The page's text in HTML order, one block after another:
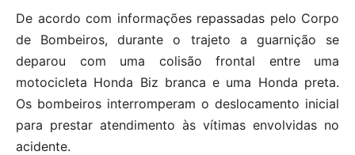
De acordo com informações repassadas pelo Corpo
de Bombeiros, durante o trajeto a guarnição se
deparou com uma colisão frontal entre uma
motocicleta Honda Biz branca e uma Honda preta.
Os bombeiros interromperam o deslocamento inicial
para prestar atendimento às vítimas envolvidas no
acidente.